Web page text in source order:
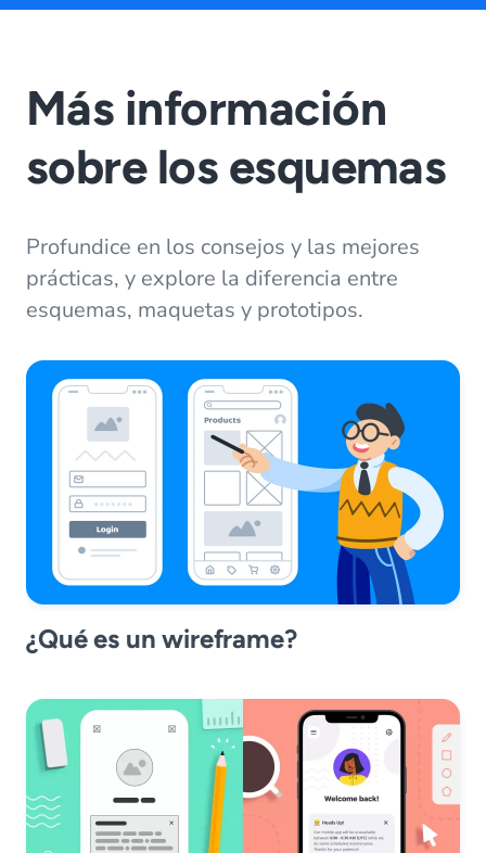
Más información
sobre los esquemas
Profundice en los consejos y las mejores
prácticas, y explore la diferencia entre
esquemas, maquetas y prototipos.
¿Qué es un wireframe?